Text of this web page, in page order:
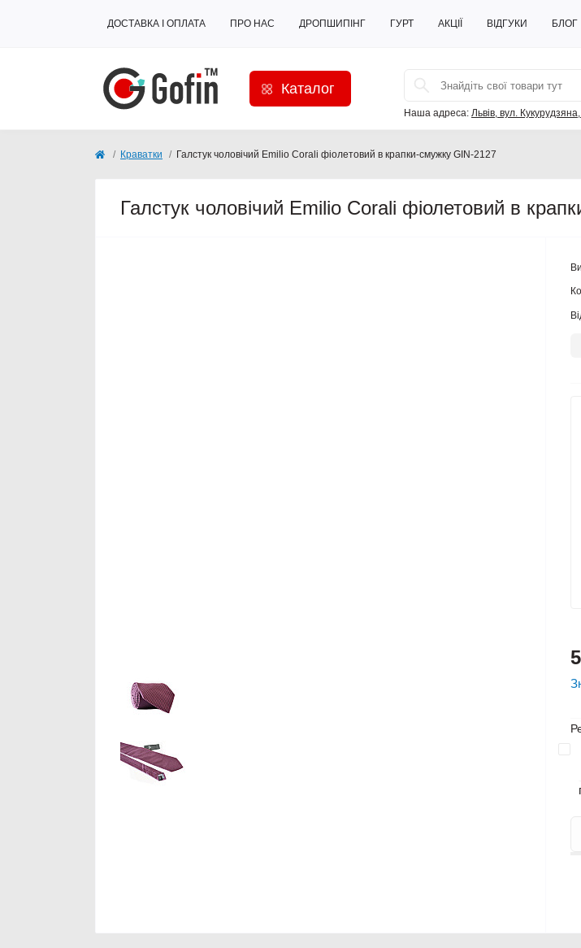
ДОСТАВКА І ОПЛАТА ПРО НАС ДРОПШИПІНГ ГУРТ АКЦІЇ ВІДГУКИ БЛОГ
Каталог
Наша адреса: Львів, вул.
Краватки Галстук чоловічий Emilio Corali фіолетовий в крапки-смужку GIN-2127
Галстук чоловічий Emilio Corali фіолетовий в